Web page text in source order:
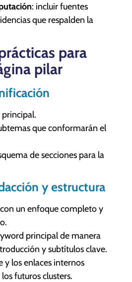
: incluir fuentes
que respalden la
para
pilar
que conformarán el
de secciones para la
y estructura
un enfoque completo y
principal de manera
y subtítulos clave.
y los enlaces internos
futuros clusters.